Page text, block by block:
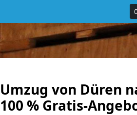
Umzug von Düren
100 % Gratis-